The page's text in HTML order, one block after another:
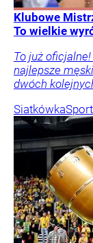
Klubowe
To wielkie
To już
najlepsze
dwóch
SiatkówkaSport